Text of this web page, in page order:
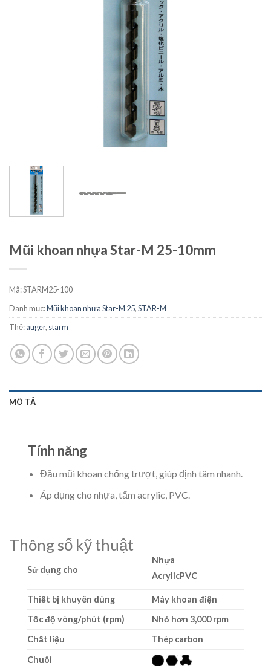
Mũi khoan nhựa Star-M 25-10mm
Mã:STARM25-100
Danh mục:Mũi khoan nhựa Star-M 25,STAR-M
Thẻ:auger, starm
MÔ TẢ
Tính năng
Đầu mũi khoan chống trượt, giúp định tâm nhanh.
Áp dụng cho nhựa, tấm acrylic, PVC.
Thông số kỹ thuật
Sử dụng cho
Nhựa
AcrylicPVC
Thiết bị khuyên dùng
Máy khoan điện
Tốc độ vòng/phút (rpm)
Nhỏ hơn 3,000 rpm
Chất liệu
Thép carbon
Chuôi